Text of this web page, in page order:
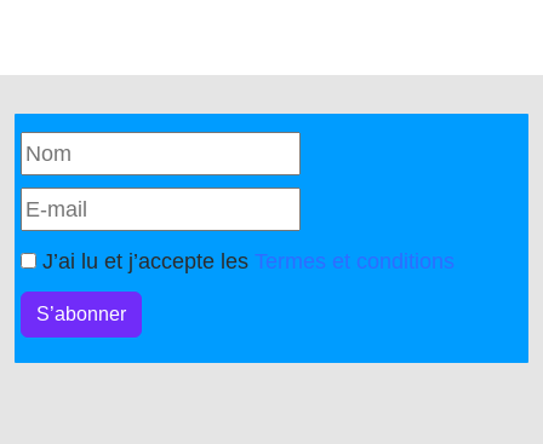
J’ai lu et j’accepte les Termes et conditions
S’abonner